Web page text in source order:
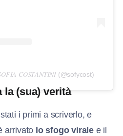
𝐶𝑂𝑆𝑇𝐴𝑁𝑇𝐼𝑁𝐼 (@sofycost)
la (sua) verità
i primi a scriverlo, e
arrivato lo sfogo virale e il